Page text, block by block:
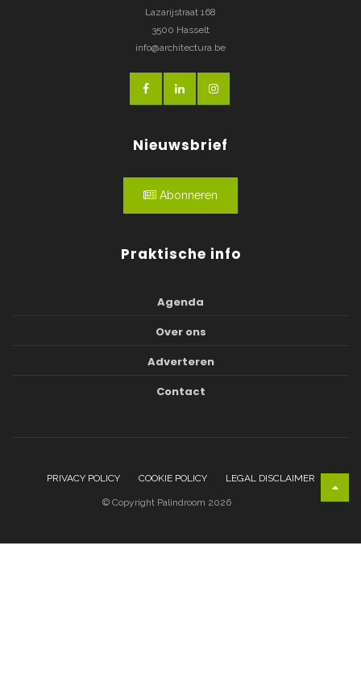
Lazarijstraat 168
3500 Hasselt
info@architectura.be
Nieuwsbrief
Abonneren
Praktische info
Agenda
Over ons
Adverteren
Contact
PRIVACY POLICY COOKIE POLICY LEGAL DISCLAIMER
© Copyright Palindroom 2026